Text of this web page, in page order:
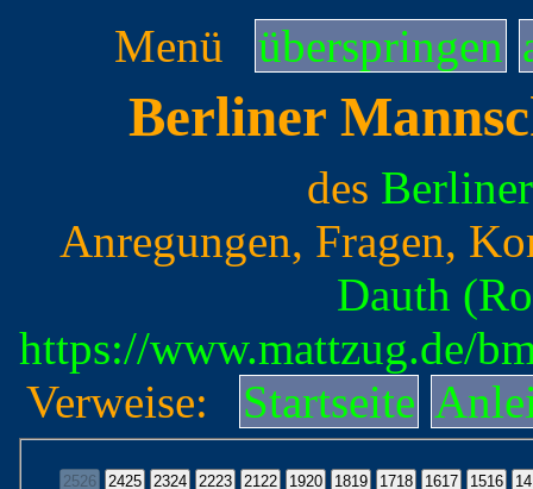
Menü überspringen
Berliner
des
Anregungen, Fragen,
Dauth
https://www.mattzug.de/
Verweise:
Startseite